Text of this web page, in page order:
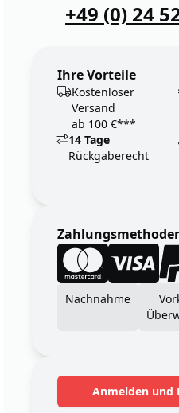
+49 (0) 24
Ihre Vorteile
Kostenloser
Versand
ab 100 €***
14 Tage
Rückgaberecht
Nachnahme
Anmelden und